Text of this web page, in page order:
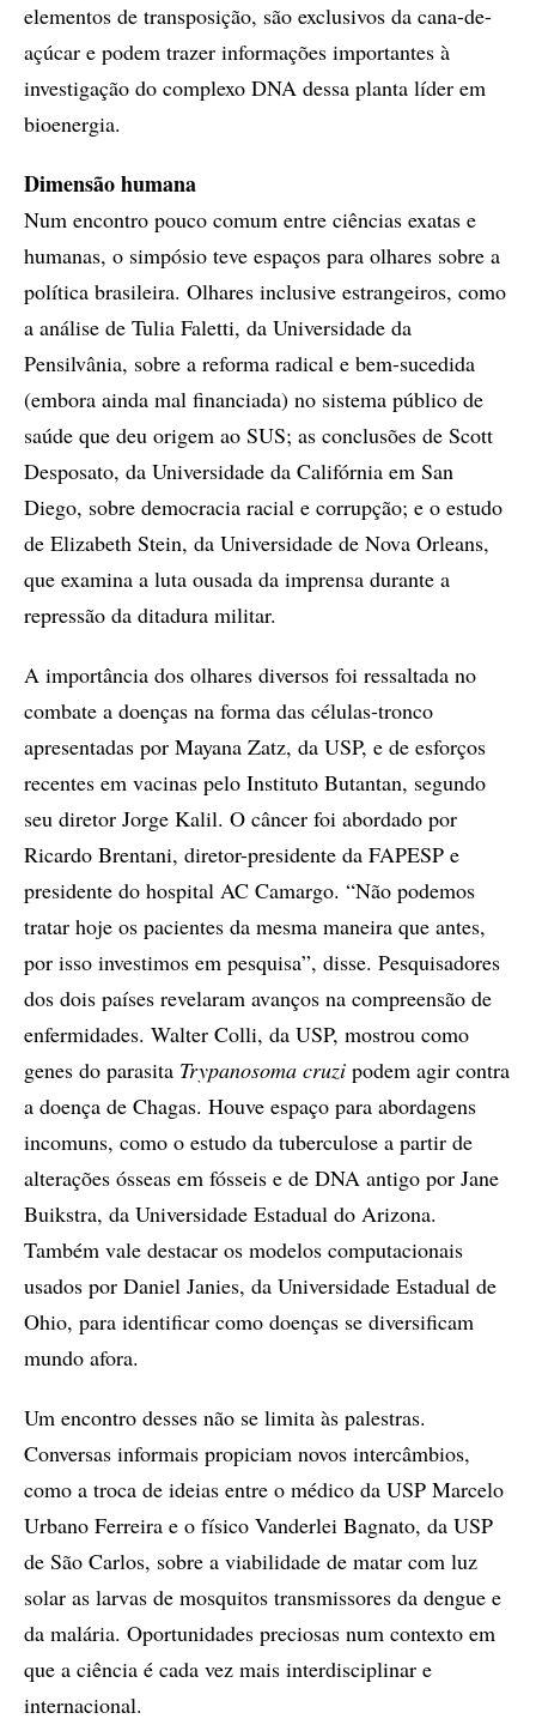
elementos de transposição, são exclusivos da cana-de-
açúcar e podem trazer informações importantes à
investigação do complexo DNA dessa planta líder em
bioenergia.
Dimensão humana
Num encontro pouco comum entre ciências exatas e
humanas, o simpósio teve espaços para olhares sobre a
política brasileira. Olhares inclusive estrangeiros, como
a análise de Tulia Faletti, da Universidade da
Pensilvânia, sobre a reforma radical e bem-sucedida
(embora ainda mal financiada) no sistema público de
saúde que deu origem ao SUS; as conclusões de Scott
Desposato, da Universidade da Califórnia em San
Diego, sobre democracia racial e corrupção; e o estudo
de Elizabeth Stein, da Universidade de Nova Orleans,
que examina a luta ousada da imprensa durante a
repressão da ditadura militar.
A importância dos olhares diversos foi ressaltada no
combate a doenças na forma das células-tronco
apresentadas por Mayana Zatz, da USP, e de esforços
recentes em vacinas pelo Instituto Butantan, segundo
seu diretor Jorge Kalil. O câncer foi abordado por
Ricardo Brentani, diretor-presidente da FAPESP e
presidente do hospital AC Camargo. “Não podemos
tratar hoje os pacientes da mesma maneira que antes,
por isso investimos em pesquisa”, disse. Pesquisadores
dos dois países revelaram avanços na compreensão de
enfermidades. Walter Colli, da USP, mostrou como
genes do parasita Trypanosoma cruzi podem agir contra
a doença de Chagas. Houve espaço para abordagens
incomuns, como o estudo da tuberculose a partir de
alterações ósseas em fósseis e de DNA antigo por Jane
Buikstra, da Universidade Estadual do Arizona.
Também vale destacar os modelos computacionais
usados por Daniel Janies, da Universidade Estadual de
Ohio, para identificar como doenças se diversificam
mundo afora.
Um encontro desses não se limita às palestras.
Conversas informais propiciam novos intercâmbios,
como a troca de ideias entre o médico da USP Marcelo
Urbano Ferreira e o físico Vanderlei Bagnato, da USP
de São Carlos, sobre a viabilidade de matar com luz
solar as larvas de mosquitos transmissores da dengue e
da malária. Oportunidades preciosas num contexto em
que a ciência é cada vez mais interdisciplinar e
internacional.